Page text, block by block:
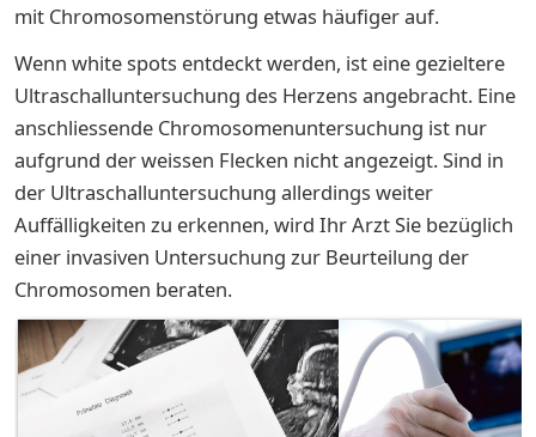
mit Chromosomenstörung etwas häufigerauf.
Wenn white spots entdeckt werden, ist eine gezieltere
Ultraschalluntersuchung des Herzens angebracht. Eine
anschliessende Chromosomenuntersuchung ist nur
aufgrund der weissen Flecken nicht angezeigt. Sind in
der Ultraschalluntersuchung allerdings weiter
Auffälligkeiten zu erkennen, wird Ihr Arzt Sie bezüglich
einer invasiven Untersuchung zur Beurteilung der
Chromosomen beraten.